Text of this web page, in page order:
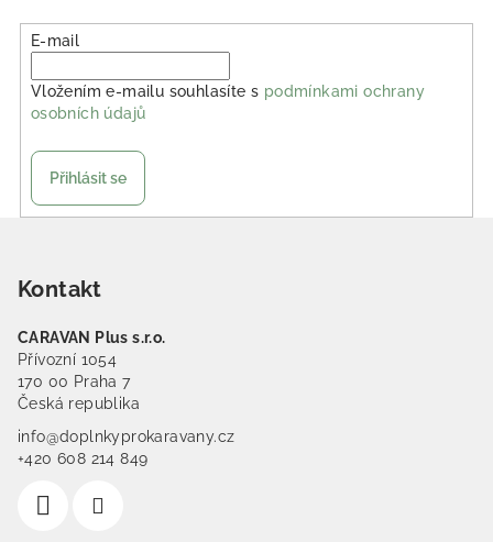
E-mail
Vložením e-mailu souhlasíte s podmínkami ochrany
osobních údajů
Přihlásit se
Kontakt
CARAVAN Plus s.r.o.
Přívozní 1054
170 00 Praha 7
Česká republika
info@doplnkyprokaravany.cz
+420 608 214 849